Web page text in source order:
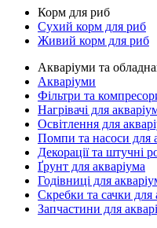
Корм для риб
Сухий корм для риб
Живий корм для риб
Акваріуми та
Акваріуми
Фільтри та
Нагрівачі для
Освітлення для
Помпи та насоси для
Декорації та штучні
Ґрунт для акваріума
Годівниці для
Скребки та сачки для
Запчастини для